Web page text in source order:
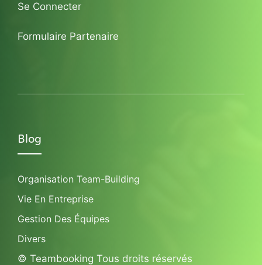
Se Connecter
Formulaire Partenaire
Blog
Organisation Team-Building
Vie En Entreprise
Gestion Des Équipes
Divers
© Teambooking Tous droits réservés